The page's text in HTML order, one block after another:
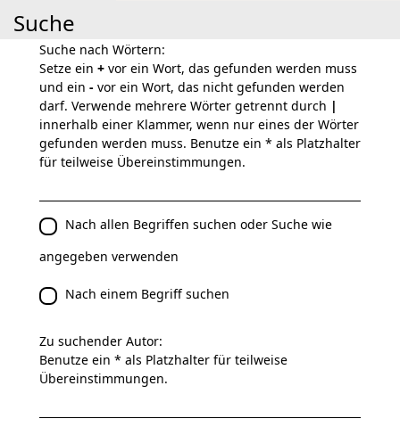
Suche
Suche nach Wörtern:
Setze ein + vor ein Wort, das gefunden werden muss
und ein - vor ein Wort, das nicht gefunden werden
darf. Verwende mehrere Wörter getrennt durch |
innerhalb einer Klammer, wenn nur eines der Wörter
gefunden werden muss. Benutze ein * als Platzhalter
für teilweise Übereinstimmungen.
Nach allen Begriffen suchen oder Suche wie
angegeben verwenden
Nach einem Begriff suchen
Zu suchender Autor:
Benutze ein * als Platzhalter für teilweise
Übereinstimmungen.